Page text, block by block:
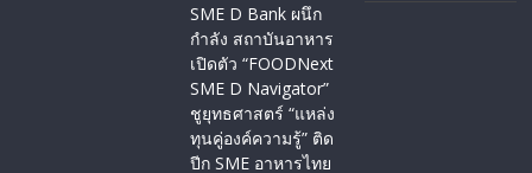
SME D Bank ผนึก
กำลัง สถาบันอาหาร
เปิดตัว “FOODNext
SME D Navigator”
ชูยุทธศาสตร์ “แหล่ง
ทุนคู่องค์ความรู้” ติด
ปีก SME อาหารไทย